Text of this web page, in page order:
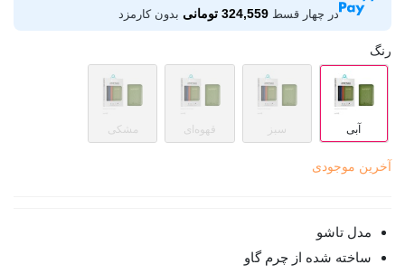
در چهار قسط 324,559 تومانی بدون کارمزد
رنگ
آبی سبز قهوه‌ای مشکی
آخرین موجودی
مدل تاشو
ساخته شده از چرم گاو